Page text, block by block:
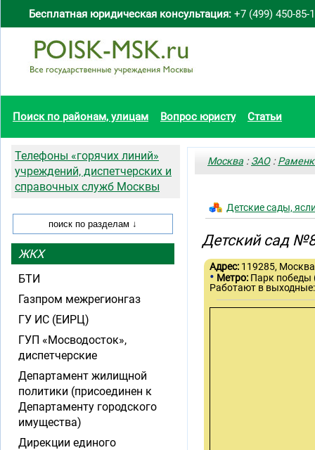
Бесплатная юридическая консультация: +7 (499) 450-85-
Поиск по районам, улицам Вопрос юристу Статьи
Москва :ЗАО:
Детские сады,
Детский сад
Адрес: 119285,
• Метро: Парк победы
Работают в
Телефоны «горячих линий»
учреждений, диспетчерских и
справочных служб Москвы
ЖКХ
БТИ
Газпром межрегионгаз
ГУ ИС (ЕИРЦ)
ГУП «Мосводосток»,
диспетчерские
Департамент жилищной
политики (присоединен к
Департаменту городского
имущества)
Дирекции единого